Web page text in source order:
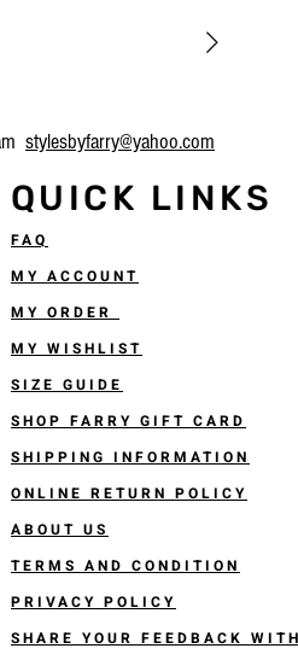
stylesbyfarry@yahoo.com
QUICK LINKS
FAQ
MY ACCOUNT
MY ORDER
MY WISHLIST
SIZE GUIDE
SHOP FARRY GIFT CARD
SHIPPING INFORMATION
ONLINE RETURN POLICY
ABOUT US
TERMS AND CONDITION
PRIVACY POLICY
SHARE YOUR FEEDBACK